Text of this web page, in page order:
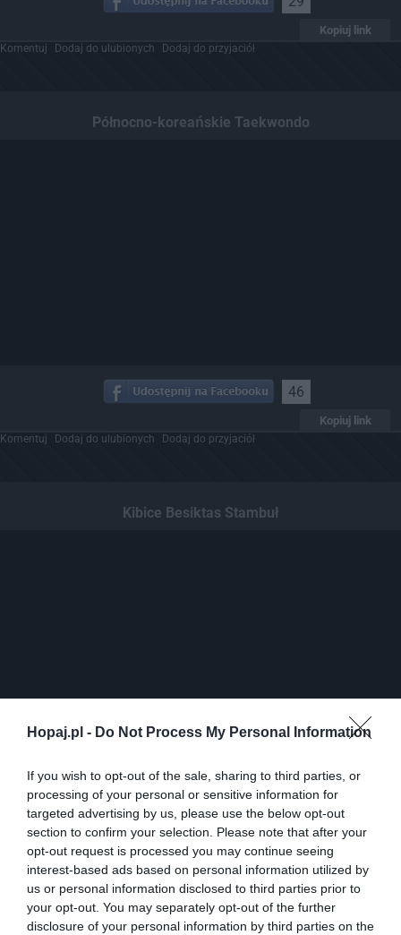
Hopaj.pl - Do Not Process My Personal Information
If you wish to opt-out of the sale, sharing to third parties, or
processing of your personal or sensitive information for
targeted advertising by us, please use the below opt-out
section to confirm your selection. Please note that after your
opt-out request is processed you may continue seeing
interest-based ads based on personal information utilized by
us or personal information disclosed to third parties prior to
your opt-out. You may separately opt-out of the further
disclosure of your personal information by third parties on the
Kopiuj link
Komentuj Dodaj do ulubionych Dodaj do przyjaciół
Północno-koreańskie Taekwondo
46
Kopiuj link
Komentuj Dodaj do ulubionych Dodaj do przyjaciół
Kibice Besiktas Stambuł
58
Kopiuj link
Komentuj Dodaj do ulubionych Dodaj do przyjaciół